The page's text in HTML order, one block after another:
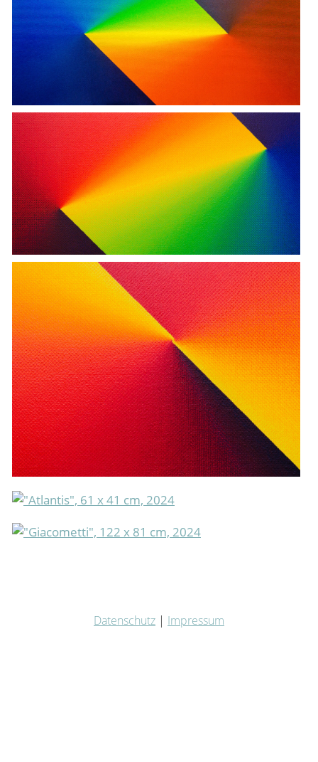
Datenschutz | Impressum